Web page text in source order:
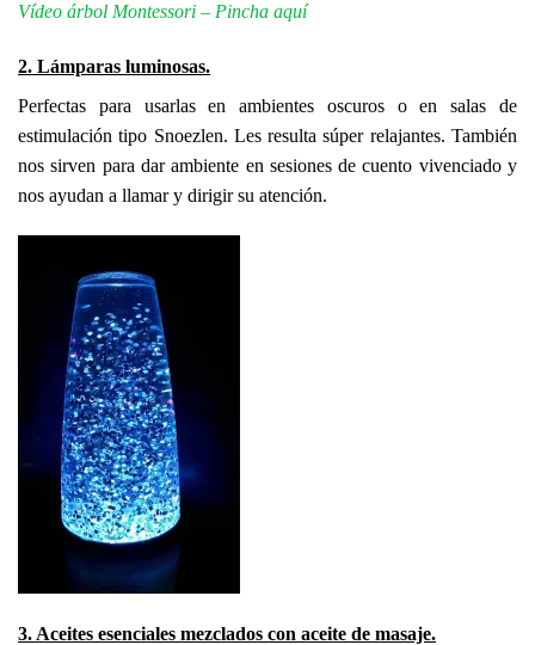
Vídeo árbol Montessori – Pincha aquí
2. Lámparas luminosas.
Perfectas para usarlas en ambientes oscuros o en salas de
estimulación tipo Snoezlen. Les resulta súper relajantes. También
nos sirven para dar ambiente en sesiones de cuento vivenciado y
nos ayudan a llamar y dirigir su atención.
3. Aceites esenciales mezclados con aceite de masaje.